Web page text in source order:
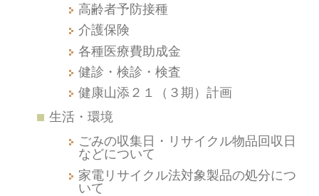
高齢者予防接種
介護保険
各種医療費助成金
健診・検診・検査
健康山添２１（３期）計画
生活・環境
ごみの収集日・リサイクル物品回収日
などについて
家電リサイクル法対象製品の処分につ
いて